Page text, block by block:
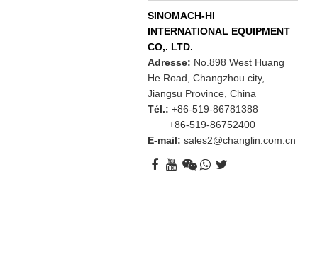
SINOMACH-HI
INTERNATIONAL EQUIPMENT
CO,. LTD.
Adresse: No.898 West Huang
He Road, Changzhou city,
Jiangsu Province, China
Tél.: +86-519-86781388
+86-519-86752400
E-mail:sales2@changlin.com.cn